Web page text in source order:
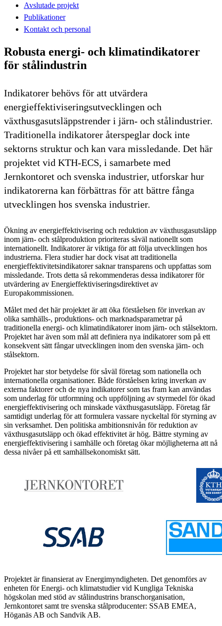
Avslutade projekt
Publikationer
Kontakt och personal
Robusta energi- och klimatindikatorer
för stålindustrin
Indikatorer behövs för att utvärdera
energieffektiviseringsutvecklingen och
växthusgasutsläppstrender i järn- och stålindustrier.
Traditionella indikatorer återspeglar dock inte
sektorns struktur och kan vara missledande. Det här
projektet vid KTH-ECS, i samarbete med
Jernkontoret och svenska industrier, utforskar hur
indikatorerna kan förbättras för att bättre fånga
utvecklingen hos svenska industrier.
Ökning av energieffektivisering och reduktion av växthusgasutsläpp
inom järn- och stålproduktion prioriteras såväl nationellt som
internationellt. Indikatorer är viktiga för att följa utvecklingen hos
industrierna. Flera studier har dock visat att traditionella
energieffektivitetsindikatorer saknar transparens och uppfattas som
missledande. Trots detta så rekommenderas dessa indikatorer för
utvärdering av Energieffektiviseringsdirektivet av
Europakommissionen.
Målet med det här projektet är att öka förståelsen för inverkan av
olika samhälls-, produktions- och marknadsparametrar på
traditionella energi- och klimatindikatorer inom järn- och stålsektorn.
Projektet har även som mål att definiera nya indikatorer som på ett
konsekvent sätt fångar utvecklingen inom den svenska järn- och
stålsektorn.
Projektet har stor betydelse för såväl företag som nationella och
internationella organisationer. Både förståelsen kring inverkan av
externa faktorer och de nya indikatorer som tas fram kan användas
som underlag för utformning och uppföljning av styrmedel för ökad
energieffektivisering och minskade växthusgasutsläpp. Företag får
samtidigt underlag för att formulera vassare nyckeltal för styrning av
sin verksamhet. Den politiska ambitionsnivån för reduktion av
växthusgasutsläpp och ökad effektivitet är hög. Bättre styrning av
energieffektivisering i samhälle och företag ökar möjligheterna att nå
dessa nivåer på ett samhällsekonomiskt sätt.
Projektet är finansierat av Energimyndigheten. Det genomförs av
enheten för Energi- och klimatstudier vid Kungliga Tekniska
högskolan med stöd av stålindustrins branschorganisation,
Jernkontoret samt tre svenska stålproducenter: SSAB EMEA,
Höganäs AB och Sandvik AB.